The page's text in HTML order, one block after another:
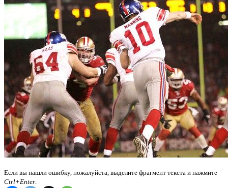
Если вы нашли ошибку, пожалуйста, выделите фрагмент текста и нажмите
Ctrl+Enter